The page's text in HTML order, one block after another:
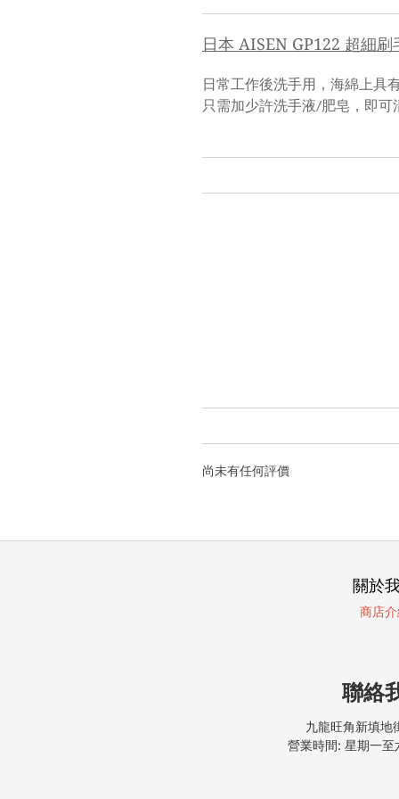
日本 AISEN GP122 超細
日常工作後洗手用，海綿上具
只需加少許洗手液/肥皂，即可
尚未有任何評價
關於
商店
聯絡
九龍旺角新填地
營業時間: 星期一